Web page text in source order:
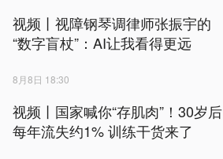
视频丨视障钢琴调律师张振宇的
“数字盲杖”：AI让我看得更远
8月8日 18:30
视频丨国家喊你“存肌肉”！30岁后
每年流失约1% 训练干货来了